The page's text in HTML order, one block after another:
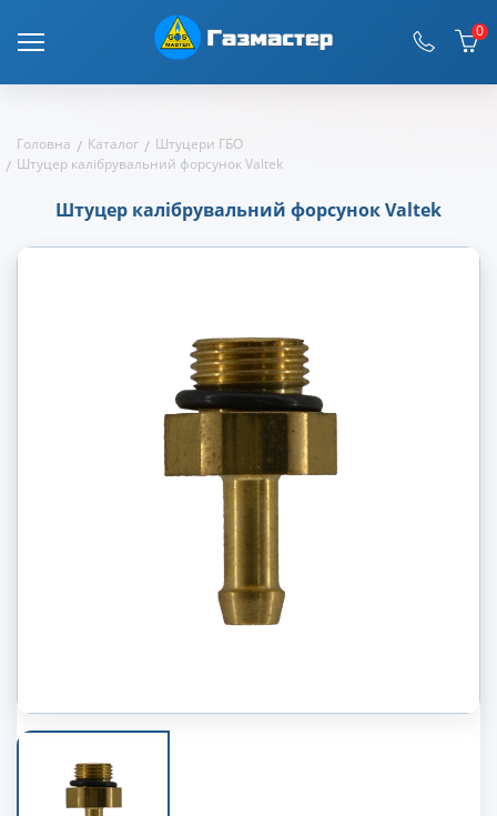
0
Головна Каталог
Штуцери ГБО
Штуцер калібрувальний форсунок Valtek
Штуцер калібрувальний форсунок Valtek